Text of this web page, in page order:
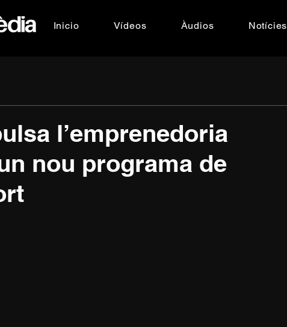
Inicio Vídeos Àudios Notícies
l’emprenedoria
nou programa de